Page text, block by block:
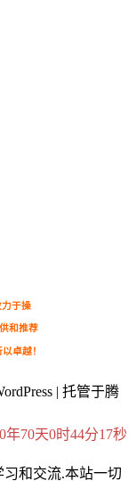
于操
和推荐
卓越！
| 托管于腾
年70天0时44分18秒
和交流.本站一切